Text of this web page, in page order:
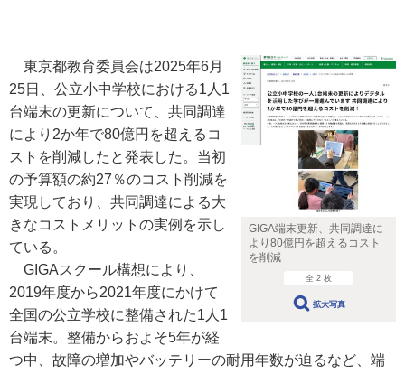
GIGA端末更新、共同調達に
より80億円を超えるコスト
を削減
全 2 枚
拡大写真
東京都教育委員会は2025年6月
25日、公立小中学校における1人1
台端末の更新について、共同調達
により2か年で80億円を超えるコ
ストを削減したと発表した。当初
の予算額の約27％のコスト削減を
実現しており、共同調達による大
きなコストメリットの実例を示し
ている。
GIGAスクール構想により、
2019年度から2021年度にかけて
全国の公立学校に整備された1人1
台端末。整備からおよそ5年が経
つ中、故障の増加やバッテリーの耐用年数が迫るなど、端